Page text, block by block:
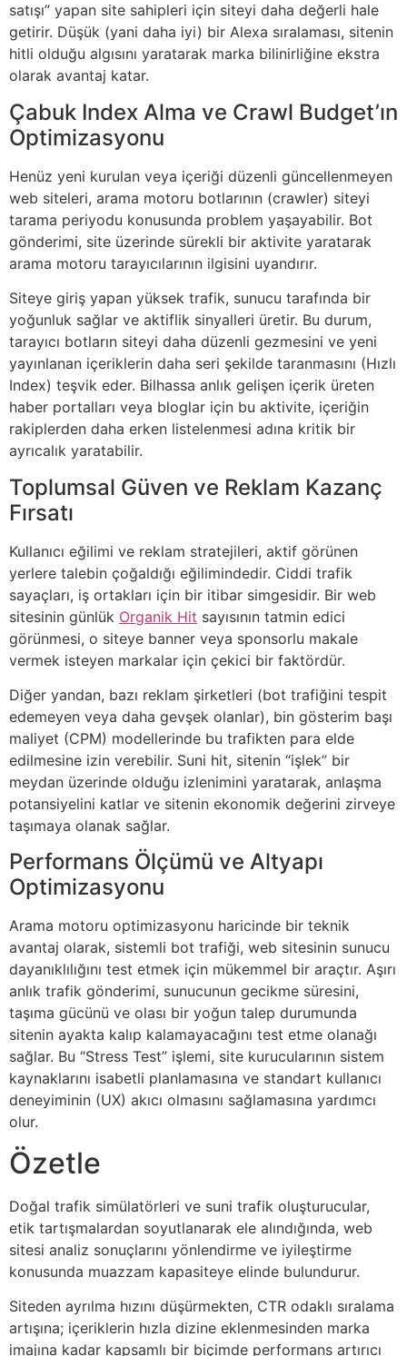
satışı” yapan site sahipleri için siteyi daha değerli hale
getirir. Düşük (yani daha iyi) bir Alexa sıralaması, sitenin
hitli olduğu algısını yaratarak marka bilinirliğine ekstra
olarak avantaj katar.
Çabuk Index Alma ve Crawl Budget’ın
Optimizasyonu
Henüz yeni kurulan veya içeriği düzenli güncellenmeyen
web siteleri, arama motoru botlarının (crawler) siteyi
tarama periyodu konusunda problem yaşayabilir. Bot
gönderimi, site üzerinde sürekli bir aktivite yaratarak
arama motoru tarayıcılarının ilgisini uyandırır.
Siteye giriş yapan yüksek trafik, sunucu tarafında bir
yoğunluk sağlar ve aktiflik sinyalleri üretir. Bu durum,
tarayıcı botların siteyi daha düzenli gezmesini ve yeni
yayınlanan içeriklerin daha seri şekilde taranmasını (Hızlı
Index) teşvik eder. Bilhassa anlık gelişen içerik üreten
haber portalları veya bloglar için bu aktivite, içeriğin
rakiplerden daha erken listelenmesi adına kritik bir
ayrıcalık yaratabilir.
Toplumsal Güven ve Reklam Kazanç
Fırsatı
Kullanıcı eğilimi ve reklam stratejileri, aktif görünen
yerlere talebin çoğaldığı eğilimindedir. Ciddi trafik
sayaçları, iş ortakları için bir itibar simgesidir. Bir web
sitesinin günlük Organik Hit sayısının tatmin edici
görünmesi, o siteye banner veya sponsorlu makale
vermek isteyen markalar için çekici bir faktördür.
Diğer yandan, bazı reklam şirketleri (bot trafiğini tespit
edemeyen veya daha gevşek olanlar), bin gösterim başı
maliyet (CPM) modellerinde bu trafikten para elde
edilmesine izin verebilir. Suni hit, sitenin “işlek” bir
meydan üzerinde olduğu izlenimini yaratarak, anlaşma
potansiyelini katlar ve sitenin ekonomik değerini zirveye
taşımaya olanak sağlar.
Performans Ölçümü ve Altyapı
Optimizasyonu
Arama motoru optimizasyonu haricinde bir teknik
avantaj olarak, sistemli bot trafiği, web sitesinin sunucu
dayanıklılığını test etmek için mükemmel bir araçtır. Aşırı
anlık trafik gönderimi, sunucunun gecikme süresini,
taşıma gücünü ve olası bir yoğun talep durumunda
sitenin ayakta kalıp kalamayacağını test etme olanağı
sağlar. Bu “Stress Test” işlemi, site kurucularının sistem
kaynaklarını isabetli planlamasına ve standart kullanıcı
deneyiminin (UX) akıcı olmasını sağlamasına yardımcı
olur.
Özetle
Doğal trafik simülatörleri ve suni trafik oluşturucular,
etik tartışmalardan soyutlanarak ele alındığında, web
sitesi analiz sonuçlarını yönlendirme ve iyileştirme
konusunda muazzam kapasiteye elinde bulundurur.
Siteden ayrılma hızını düşürmekten, CTR odaklı sıralama
artışına; içeriklerin hızla dizine eklenmesinden marka
imajına kadar kapsamlı bir biçimde performans artırıcı